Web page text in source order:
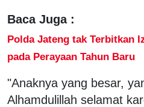
Baca Juga :
Polda Jateng tak Terbitkan
pada Perayaan Tahun Baru
"Anaknya yang besar,
Alhamdulillah selamat